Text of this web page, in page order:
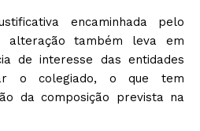
encaminhada pelo
alteração também leva em
de interesse das entidades
o colegiado, o que tem
da composição prevista na